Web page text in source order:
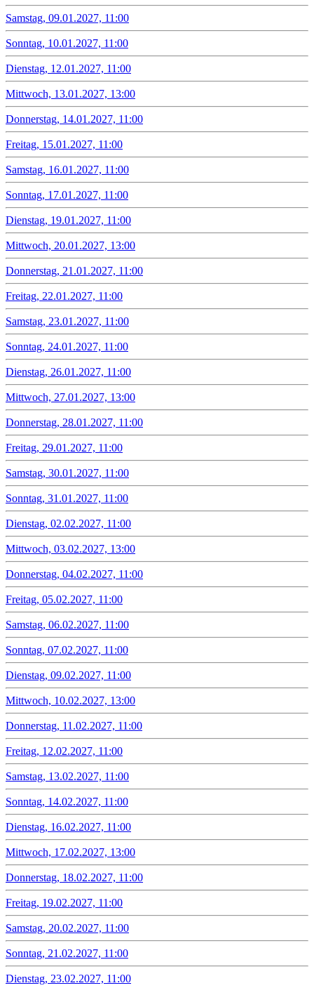
Samstag, 09.01.2027, 11:00
Sonntag, 10.01.2027, 11:00
Dienstag, 12.01.2027, 11:00
Mittwoch, 13.01.2027, 13:00
Donnerstag, 14.01.2027, 11:00
Freitag, 15.01.2027, 11:00
Samstag, 16.01.2027, 11:00
Sonntag, 17.01.2027, 11:00
Dienstag, 19.01.2027, 11:00
Mittwoch, 20.01.2027, 13:00
Donnerstag, 21.01.2027, 11:00
Freitag, 22.01.2027, 11:00
Samstag, 23.01.2027, 11:00
Sonntag, 24.01.2027, 11:00
Dienstag, 26.01.2027, 11:00
Mittwoch, 27.01.2027, 13:00
Donnerstag, 28.01.2027, 11:00
Freitag, 29.01.2027, 11:00
Samstag, 30.01.2027, 11:00
Sonntag, 31.01.2027, 11:00
Dienstag, 02.02.2027, 11:00
Mittwoch, 03.02.2027, 13:00
Donnerstag, 04.02.2027, 11:00
Freitag, 05.02.2027, 11:00
Samstag, 06.02.2027, 11:00
Sonntag, 07.02.2027, 11:00
Dienstag, 09.02.2027, 11:00
Mittwoch, 10.02.2027, 13:00
Donnerstag, 11.02.2027, 11:00
Freitag, 12.02.2027, 11:00
Samstag, 13.02.2027, 11:00
Sonntag, 14.02.2027, 11:00
Dienstag, 16.02.2027, 11:00
Mittwoch, 17.02.2027, 13:00
Donnerstag, 18.02.2027, 11:00
Freitag, 19.02.2027, 11:00
Samstag, 20.02.2027, 11:00
Sonntag, 21.02.2027, 11:00
Dienstag, 23.02.2027, 11:00